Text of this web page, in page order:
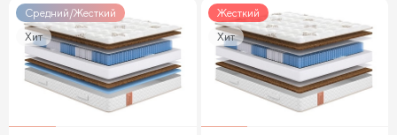
Средний/Жесткий
Хит
Жесткий
Хит